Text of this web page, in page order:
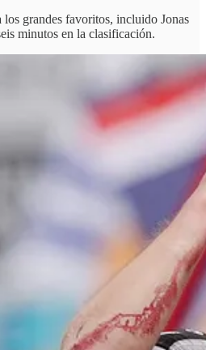
los grandes favoritos, incluido Jonas
minutos en la clasificación.